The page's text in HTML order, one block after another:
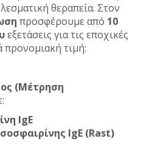
θεραπεία. Στον
προσφέρουμε από 10
εξετάσεις για τις εποχικές
προνομιακή τιμή:
(Μέτρηση
IgE
IgE (Rast)